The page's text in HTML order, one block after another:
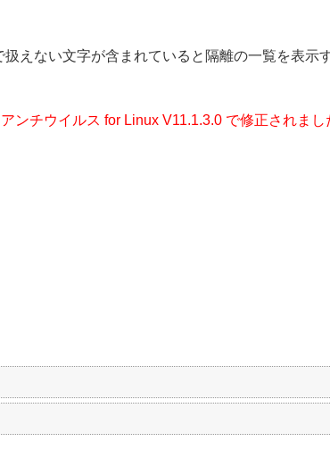
えない文字が含まれていると隔離の一覧を表示
チウイルス for Linux V11.1.3.0 で修正されま